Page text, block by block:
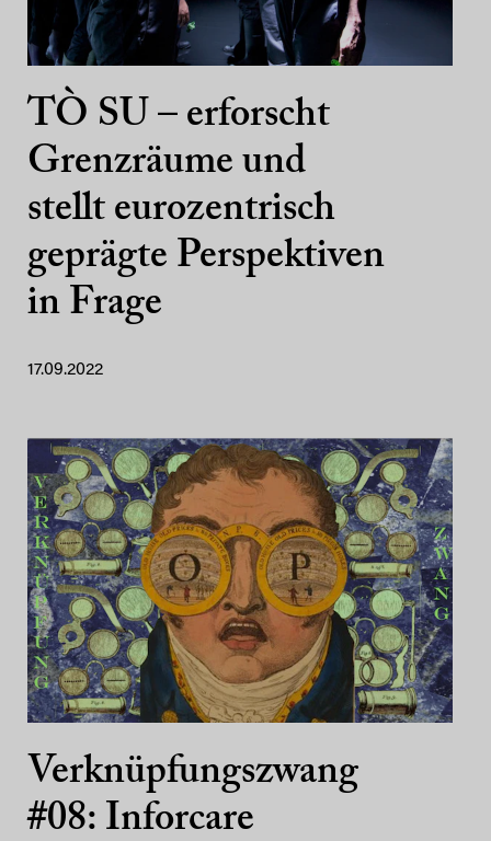
TÒ SU – erforscht
Grenzräume und
stellt eurozentrisch
geprägte Perspektiven
in Frage
17.09.2022
Verknüpfungszwang
#08: Inforcare